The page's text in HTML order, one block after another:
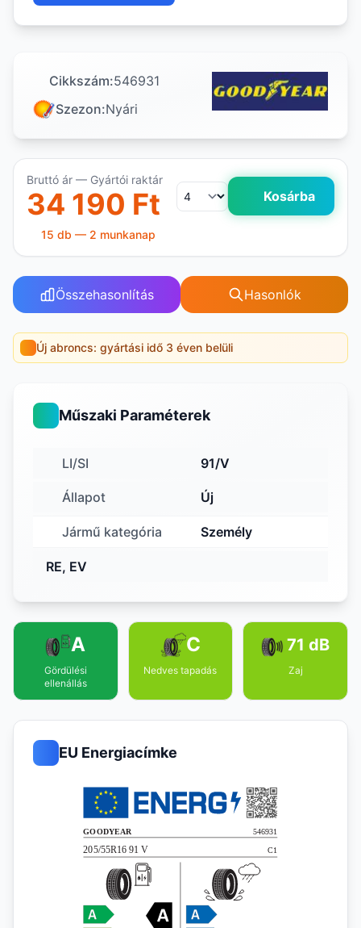
Cikkszám:546931
Szezon:Nyári
Bruttó ár — Gyártói raktár
34 190 Ft Kosárba
15 db — 2 munkanap
Összehasonlítás Hasonlók
Új abroncs: gyártási idő 3 éven belüli
Műszaki Paraméterek
LI/SI 91/V
Állapot Új
Jármű kategória Személy
RE, EV
A
Gördülési
ellenállás
C
Nedves tapadás
71 dB
Zaj
EU Energiacímke